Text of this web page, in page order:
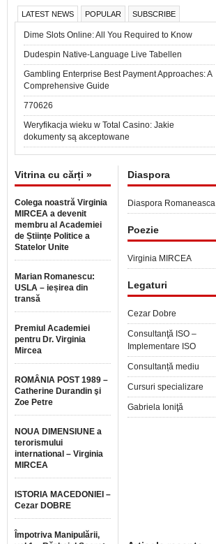
LATEST NEWS POPULAR SUBSCRIBE
Dime Slots Online: All You Required to Know
Dudespin Native-Language Live Tabellen
Gambling Enterprise Best Payment Approaches: A
Comprehensive Guide
770626
Weryfikacja wieku w Total Casino: Jakie
dokumenty są akceptowane
Vitrina cu cărți »
Colega noastră Virginia
MIRCEA a devenit
membru al Academiei
de Științe Politice a
Statelor Unite
Marian Romanescu:
USLA – ieșirea din
transă
Premiul Academiei
pentru Dr. Virginia
Mircea
ROMÂNIA POST 1989 –
Catherine Durandin şi
Zoe Petre
NOUA DIMENSIUNE a
terorismului
international – Virginia
MIRCEA
ISTORIA MACEDONIEI –
Cezar DOBRE
Împotriva Manipulării,
Diaspora
Diaspora Romaneasca
Poezie
Virginia MIRCEA
Legaturi
Cezar Dobre
Consultanţă ISO –
Implementare ISO
Consultanță mediu
Cursuri specializare
Gabriela Ioniţă